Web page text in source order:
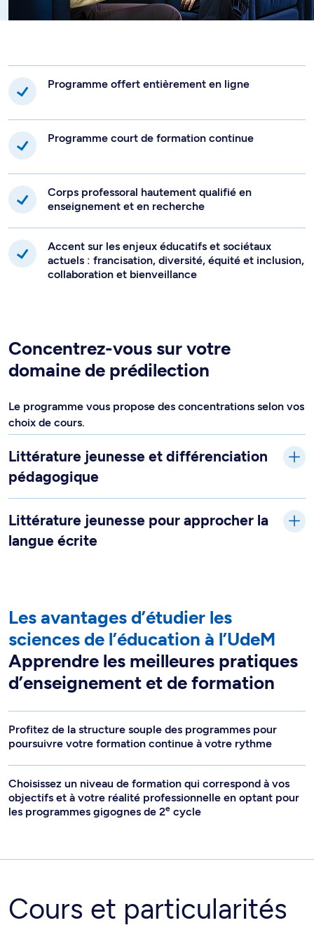
Programme offert entièrement en ligne
Programme court de formation continue
Corps professoral hautement qualifié en
enseignement et en recherche
Accent sur les enjeux éducatifs et sociétaux
actuels : francisation, diversité, équité et inclusion,
collaboration et bienveillance
Concentrez-vous sur votre
domaine de prédilection
Le programme vous propose des concentrations selon vos
choix de cours.
Littérature jeunesse et différenciation
pédagogique
Littérature jeunesse pour approcher la
langue écrite
Les avantages d’étudier les
sciences de l’éducation à l’UdeM
Apprendre les meilleures pratiques
d’enseignement et de formation
Profitez de la structure souple des programmes pour
poursuivre votre formation continue à votre rythme
Choisissez un niveau de formation qui correspond à vos
objectifs et à votre réalité professionnelle en optant pour
les programmes gigognes de 2e cycle
Cours et particularités